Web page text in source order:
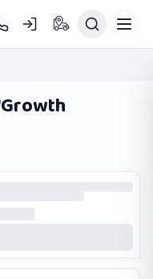
Growth